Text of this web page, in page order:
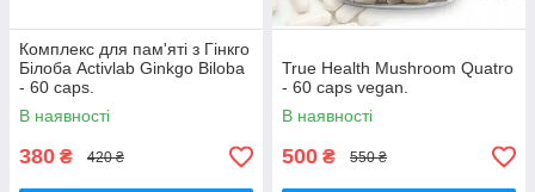
Комплекс для пам'яті з Гінкго
Білоба Activlab Ginkgo Biloba
- 60 caps.
В наявності
380 ₴ 420 ₴
True Health Mushroom Quatro
- 60 caps vegan.
В наявності
500 ₴ 550 ₴